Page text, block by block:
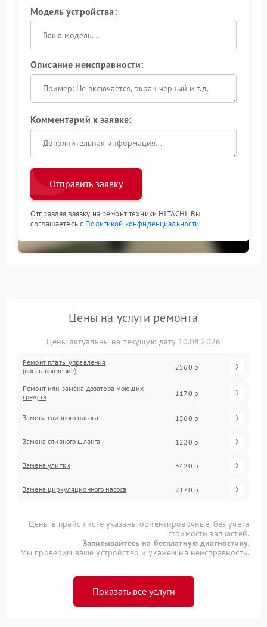
Модель устройства:
Описание неисправности:
Комментарий к заявке:
Отправить заявку
Отправляя заявку на ремонт техники HITACHI, Вы
соглашаетесь с Политикой конфиденциальности
Цены на услуги ремонта
Цены актуальны на текущую дату 10.08.2026
Ремонт платы управления
(восстановление)
2560 р
Ремонт или замена дозатора моющих
средств
1170 р
Замена сливного насоса 1560 р
Замена сливного шланга 1220 р
Замена улитки 3420 р
Замена циркуляционного насоса 2170 р
Цены в прайс-листе указаны ориентировочные, без учета
стоимости запчастей.
Записывайтесь на бесплатную диагностику.
Мы проверим ваше устройство и укажем на неисправность.
Показать все услуги